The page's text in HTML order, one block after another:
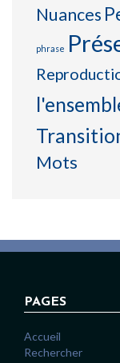
Nuances
phrase
Mots
PAGES
Accueil
Rechercher